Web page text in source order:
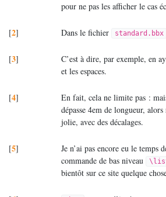
pour ne pas les afficher le cas
[2] Dans le fichier standard.bbx
[3]
C’est à dire, par exemple, en
et les espaces.
[4]
En fait, cela ne limite pas :
dépasse 4em de longueur,
jolie, avec des décalages.
[5]
Je n’ai pas encore eu le temps
commande de bas niveau
bientôt sur ce site quelque